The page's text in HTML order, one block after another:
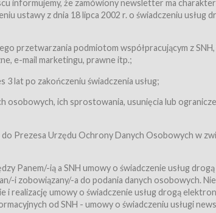
usług, o których mowa w ust. 2 pkt. 4 i 5 poniżej,
będących osobami fizycznymi.
świadczy Usługi drogą elektroniczną w rozumieniu
r., Nr 144, poz. 1204, z późń. zm.). Usługi świadczone są
zamieszczanych w Serwisie,
dnia 18 lipca 2002 r. o świadczeniu usług drogą
informujemy, że zamówiony newsletter ma charakter
ustawy z dnia 18 lipca 2002 r. o świadczeniu usług
przetwarzania podmiotom współpracującym z
e-mail marketingu, prawne itp.;
lat po zakończeniu świadczenia usług;
osobowych, ich sprostowania, usunięcia lub
Prezesa Urzędu Ochrony Danych Osobowych w
Panem/-ią a SNH umowy o świadczenie usług drogą
i zobowiązany/-a do podania danych osobowych.
i realizację umowy o świadczenie usług drogą
od SNH - umowy o świadczeniu usługi